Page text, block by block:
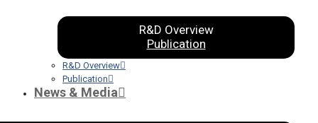
R&D Overview
Publication
R&D Overview
Publication
News & Media